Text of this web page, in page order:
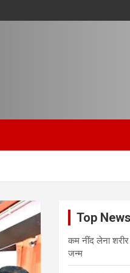
Top News
कम नींद लेना
जन्म